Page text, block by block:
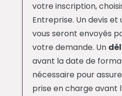
votre inscription,
Entreprise. Un devis
vous seront envoyés
votre demande. Un
avant la date de
nécessaire pour
prise en charge avant